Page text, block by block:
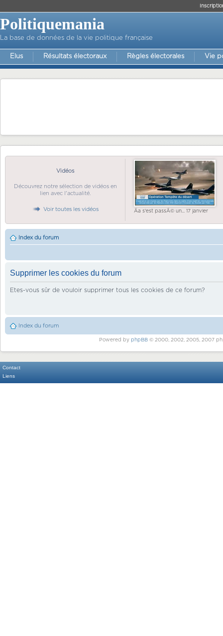
Politiquemania
La base de données de la vie politique française
Elus Résultats électoraux Règles électorales Vie
Vidéos
Découvrez notre sélection de vidéos en
lien avec l'actualité.
Voir toutes les vidéos Ãa s'est passÃ© un... 17 janvier
Index du forum
Supprimer les cookies du forum
Etes-vous sûr de vouloir supprimer tous les cookies de ce forum?
Index du forum
Powered by phpBB© 2000, 2002, 2005, 2007
Contact
Liens